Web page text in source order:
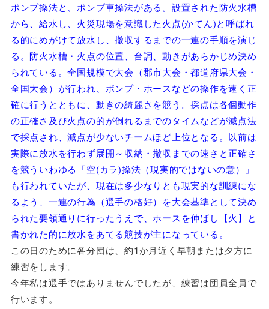
ポンプ操法と、ポンプ車操法がある。設置された防火水槽
から、給水し、火災現場を意識した火点(かてん)と呼ばれ
る的にめがけて放水し、撤収するまでの一連の手順を演じ
る。防火水槽・火点の位置、台詞、動きがあらかじめ決め
られている。全国規模で大会（郡市大会・都道府県大会・
全国大会）が行われ、ポンプ・ホースなどの操作を速く正
確に行うとともに、動きの綺麗さを競う。採点は各個動作
の正確さ及び火点の的が倒れるまでのタイムなどが減点法
で採点され、減点が少ないチームほど上位となる。以前は
実際に放水を行わず展開～収納・撤収までの速さと正確さ
を競ういわゆる「空(カラ)操法（現実的ではないの意）」
も行われていたが、現在は多少なりとも現実的な訓練にな
るよう、一連の行為（選手の格好）を大会基準として決め
られた要領通りに行ったうえで、ホースを伸ばし【火】と
書かれた的に放水をあてる競技が主になっている。
この日のために各分団は、約1か月近く早朝または夕方に
練習をします。
今年私は選手ではありませんでしたが、練習は団員全員で
行います。